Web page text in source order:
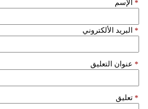
الإسم *
البريد الألكتروني *
عنوان التعليق *
تعليق *